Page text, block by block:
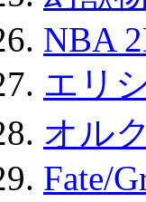
NBA
エリ
オル
Fate/